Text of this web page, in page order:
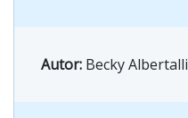
Autor: Becky Albertalli